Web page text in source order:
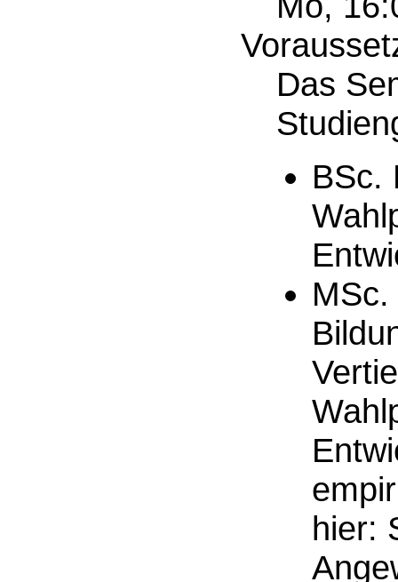
Das
BSc.
hier: